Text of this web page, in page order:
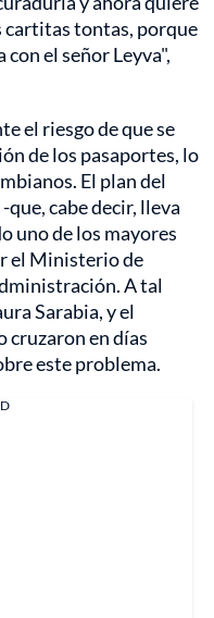
cartitas tontas, porque
el señor Leyva",
el riesgo de que se
de los pasaportes, lo
El plan del
cabe decir, lleva
uno de los mayores
el Ministerio de
A tal
Sarabia, y el
en días
este problema.